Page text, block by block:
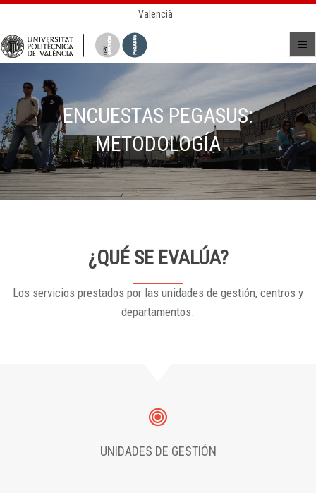
Valencià
ENCUESTAS PEGASUS:
METODOLOGÍA
¿QUÉ SE EVALÚA?
Los servicios prestados por las unidades de gestión, centros y
departamentos.
UNIDADES DE GESTIÓN